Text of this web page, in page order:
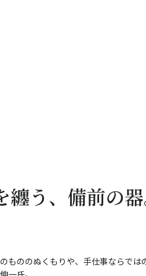
纏う、備前の
もののぬくもりや、手仕事ならでは